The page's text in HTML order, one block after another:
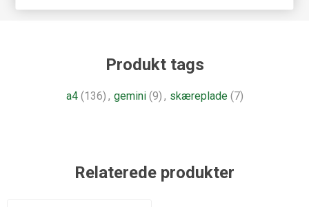
Produkt tags
a4 (136) , gemini (9) , skæreplade (7)
Relaterede produkter